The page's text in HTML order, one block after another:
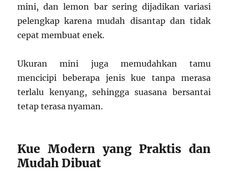
mini, dan lemon bar sering dijadikan variasi
pelengkap karena mudah disantap dan tidak
cepat membuat enek.
Ukuran mini juga memudahkan tamu
mencicipi beberapa jenis kue tanpa merasa
terlalu kenyang, sehingga suasana bersantai
tetap terasa nyaman.
Kue Modern yang Praktis dan
Mudah Dibuat